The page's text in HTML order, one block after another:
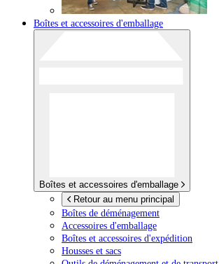
Boîtes et accessoires d'emballage
Boîtes et accessoires d'emballage
Retour au menu principal
Boîtes de déménagement
Accessoires d'emballage
Boîtes et accessoires d'expédition
Housses et sacs